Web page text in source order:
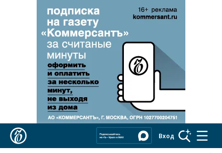
Реклама в «Ъ» www.kommersant.ru/ad
Вход